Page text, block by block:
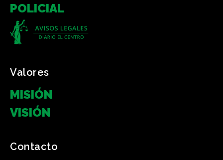
POLICIAL
Valores
MISIÓN
VISIÓN
Contacto